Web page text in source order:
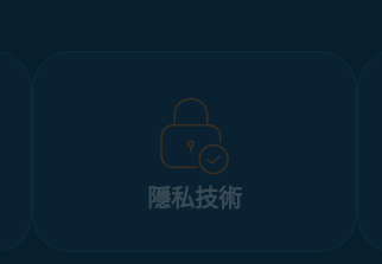
隱私技術